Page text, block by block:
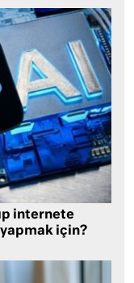
internete
için?